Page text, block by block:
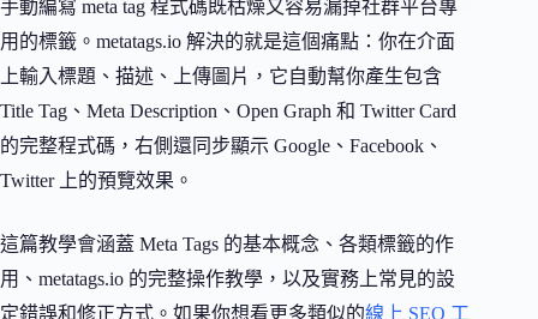
手動編寫 meta tag 程式碼既枯燥又容易漏掉社群平台專
用的標籤。metatags.io 解決的就是這個痛點：你在介面
上輸入標題、描述、上傳圖片，它自動幫你產生包含
Title Tag、Meta Description、Open Graph 和 Twitter Card
的完整程式碼，右側還同步顯示 Google、Facebook、
Twitter 上的預覽效果。
這篇教學會涵蓋 Meta Tags 的基本概念、各類標籤的作
用、metatags.io 的完整操作教學，以及實務上常見的設
定錯誤和修正方式。如果你想看更多類似的線上 SEO 工